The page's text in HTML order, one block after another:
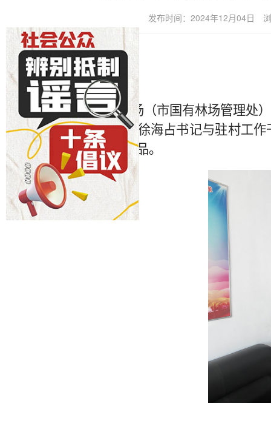
发布时间：2024年12月04日
12月3日，市塞北林场（市国有林场管理
作队调研驻村工作。徐海占书记与驻村工
带去了米面油等生活品。